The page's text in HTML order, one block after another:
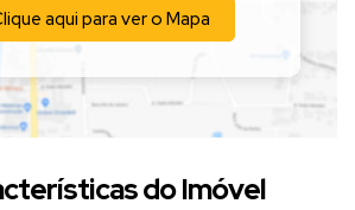
aqui para ver o Mapa
do Imóvel